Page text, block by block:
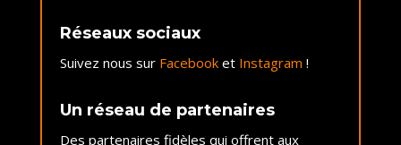
Réseaux sociaux
Suivez nous sur Facebooket Instagram !
Un réseau de partenaires
Des partenaires fidèles qui offrent aux